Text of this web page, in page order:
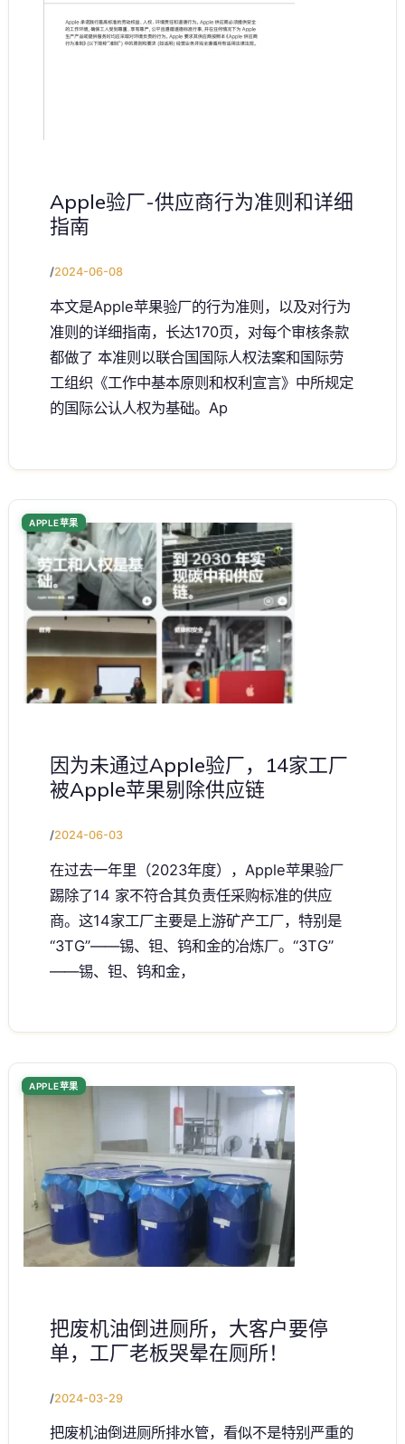
Apple验厂-供应商行为准则和详细
指南
/2024-06-08
本文是Apple苹果验厂的行为准则，以及对行为
准则的详细指南，长达170页，对每个审核条款
都做了 本准则以联合国国际人权法案和国际劳
工组织《工作中基本原则和权利宣言》中所规定
的国际公认人权为基础。Ap
因为未通过Apple验厂，14家工厂
被Apple苹果剔除供应链
APPLE苹果
/2024-06-03
在过去一年里（2023年度），Apple苹果验厂
踢除了14 家不符合其负责任采购标准的供应
商。这14家工厂主要是上游矿产工厂，特别是
“3TG”——锡、钽、钨和金的冶炼厂。“3TG”
——锡、钽、钨和金，
把废机油倒进厕所，大客户要停
单，工厂老板哭晕在厕所！
APPLE苹果
/2024-03-29
把废机油倒进厕所排水管，看似不是特别严重的